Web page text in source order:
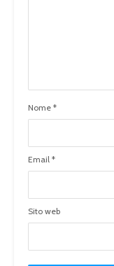
Nome *
Email *
Sito web